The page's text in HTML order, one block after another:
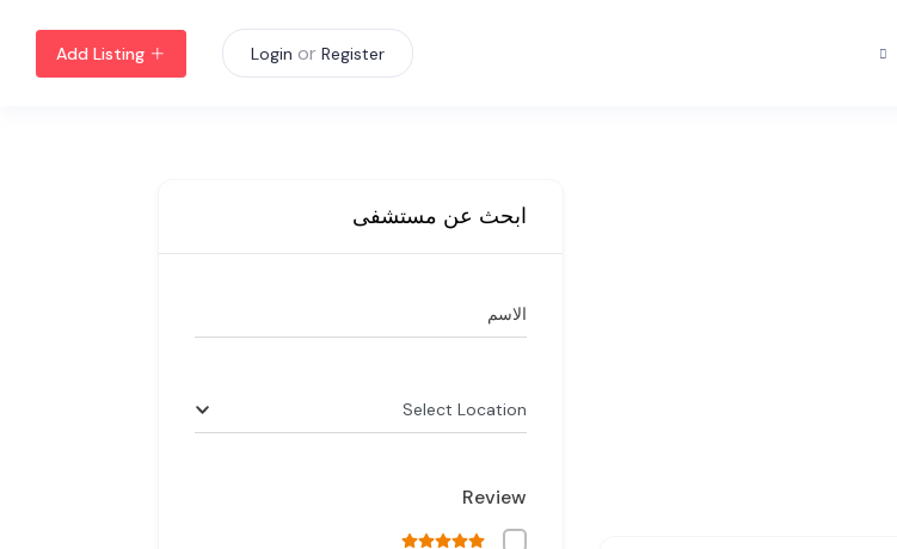
Login or Register
Add Listing
ابحث عن مستشفى
الاسم
Select Location
Review